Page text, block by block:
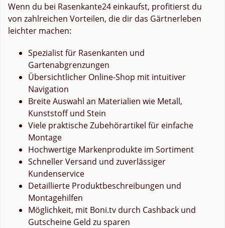
Wenn du bei Rasenkante24 einkaufst, profitierst du
von zahlreichen Vorteilen, die dir das Gärtnerleben
leichter machen:
Spezialist für Rasenkanten und
Gartenabgrenzungen
Übersichtlicher Online-Shop mit intuitiver
Navigation
Breite Auswahl an Materialien wie Metall,
Kunststoff und Stein
Viele praktische Zubehörartikel für einfache
Montage
Hochwertige Markenprodukte im Sortiment
Schneller Versand und zuverlässiger
Kundenservice
Detaillierte Produktbeschreibungen und
Montagehilfen
Möglichkeit, mit Boni.tv durch Cashback und
Gutscheine Geld zu sparen